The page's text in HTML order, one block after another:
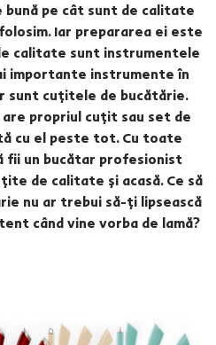
pe cât sunt de calitate
Iar prepararea ei este
calitate sunt instrumentele
importante instrumente în
sunt cuțitele de bucătărie.
propriul cuțit sau set de
cu el peste tot. Cu toate
fii un bucătar profesionist
de calitate și acasă. Ce să
nu ar trebui să-ți lipsească
când vine vorba de lamă?